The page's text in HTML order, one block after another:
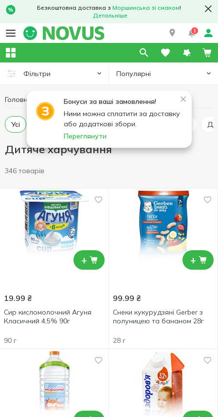
Безкоштовна доставка з Моршинська зі смаком!
Детальніше
1
Фільтри Популярні
Бонуси за ваші замовлення!
Ними можна сплатити за доставку
або додаткові збори.
Переглянути
Головна Товари для дітей Дитяче харчування
Усі Пюре дитяче Молочні продукти для дітей
Дитяче харчування
346 товарів
+
19.99 ₴
Сир кисломолочний Агуня
Класичний 4,5% 90г
90 г
+
99.99 ₴
Снеки кукурудзяні Gerber з
полуницею та бананом 28г
28 г